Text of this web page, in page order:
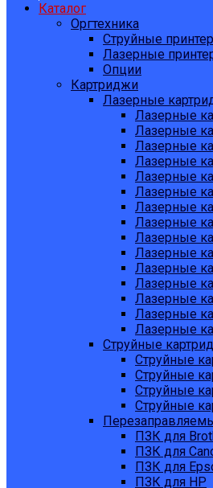
Каталог
Оргтехника
Струйные
Лазерные
Опции
Картриджи
Лазерные
Лазерные
Лазерные
Лазерные
Лазерные
Лазерные
Лазерные
Лазерные
Лазерные
Лазерные
Лазерные
Лазерные
Лазерные
Лазерные
Лазерные
Лазерные
Струйные
Струйные
Струйные
Струйные
Струйные
ПЗК для
ПЗК для
ПЗК для
ПЗК для HP